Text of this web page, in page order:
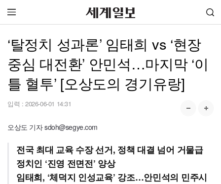
‘탈정치 성과론’ 임태희 vs ‘현장
중심 대전환’ 안민석…마지막 ‘이
틀 혈투’ [오상도의 경기유랑]
입력 : 2026-06-01 14:31
오상도 기자 sdoh@segye.com
전국 최대 교육 수장 선거, 정책 대결 넘어 거물급
정치인 ‘진영 전면전’ 양상
임태희, ‘체덕지 인성교육’ 강조…안민석의 민주시